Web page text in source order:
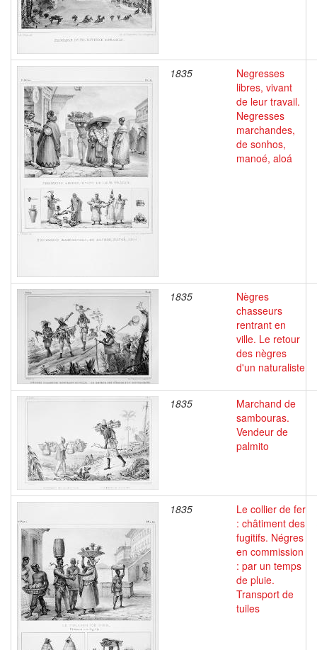
1835
Negresses
libres, vivant
de leur travail.
Negresses
marchandes,
de sonhos,
manoé, aloá
1835
Nègres
chasseurs
rentrant en
ville. Le retour
des nègres
d'un naturaliste
1835
Marchand de
sambouras.
Vendeur de
palmito
1835
Le collier de fer
: châtiment des
fugitifs. Négres
en commission
: par un temps
de pluie.
Transport de
tuiles